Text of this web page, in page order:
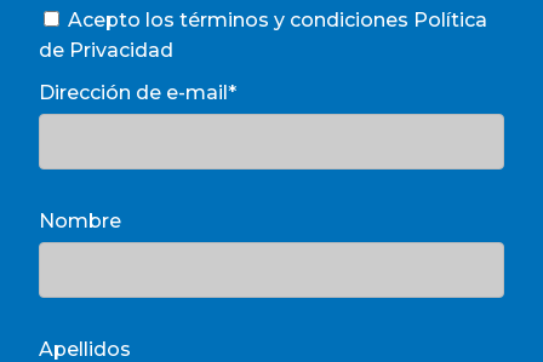
Acepto los términos y condiciones Política
de Privacidad
Dirección de e-mail*
Nombre
Apellidos